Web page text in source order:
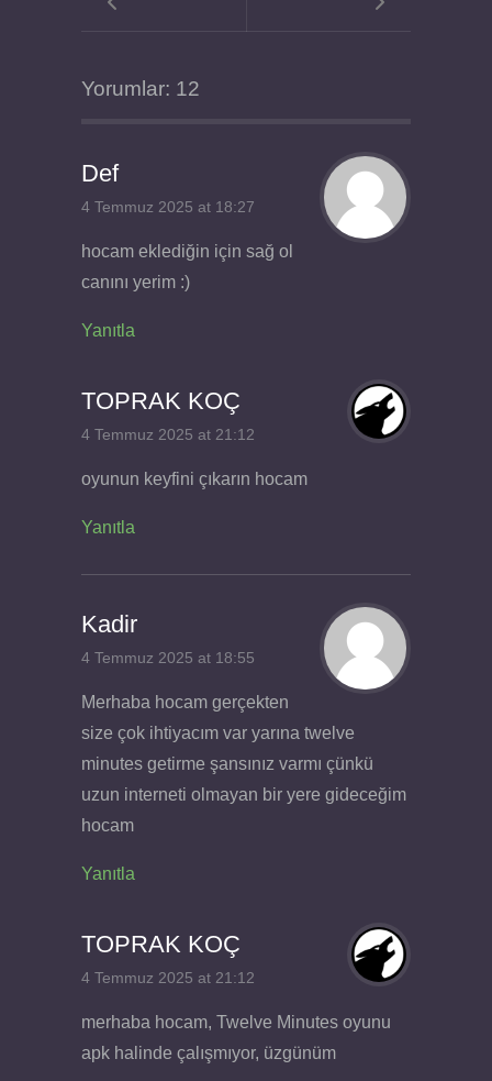
Yorumlar: 12
Def
4 Temmuz 2025 at 18:27
hocam eklediğin için sağ ol
canını yerim :)
Yanıtla
TOPRAK KOÇ
4 Temmuz 2025 at 21:12
oyunun keyfini çıkarın hocam
Yanıtla
Kadir
4 Temmuz 2025 at 18:55
Merhaba hocam gerçekten
size çok ihtiyacım var yarına twelve
minutes getirme şansınız varmı çünkü
uzun interneti olmayan bir yere gideceğim
hocam
Yanıtla
TOPRAK KOÇ
4 Temmuz 2025 at 21:12
merhaba hocam, Twelve Minutes oyunu
apk halinde çalışmıyor, üzgünüm